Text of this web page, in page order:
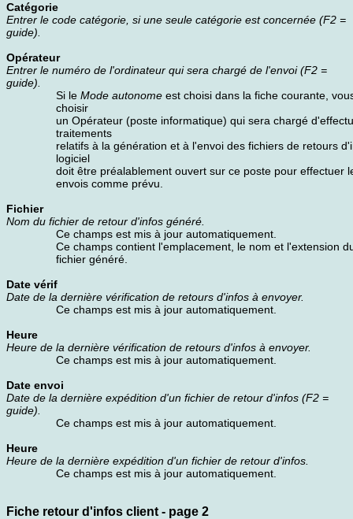
Catégorie
Entrer le code catégorie, si une seule catégorie est concernée (F2 =
guide).
Opérateur
Entrer le numéro de l'ordinateur qui sera chargé de l'envoi (F2 =
guide).
Si le Mode autonome est choisi dans la fiche courante,
choisir
un Opérateur (poste informatique) qui sera chargé
traitements
relatifs à la génération et à l'envoi des fichiers de retours
logiciel
doit être préalablement ouvert sur ce poste pour effectuer
envois comme prévu.
Fichier
Nom du fichier de retour d'infos généré.
Ce champs est mis à jour automatiquement.
Ce champs contient l'emplacement, le nom et l'extension
fichier généré.
Date vérif
Date de la dernière vérification de retours d'infos à envoyer.
Ce champs est mis à jour automatiquement.
Heure
Heure de la dernière vérification de retours d'infos à envoyer.
Ce champs est mis à jour automatiquement.
Date envoi
Date de la dernière expédition d'un fichier de retour d'infos (F2 =
guide).
Ce champs est mis à jour automatiquement.
Heure
Heure de la dernière expédition d'un fichier de retour d'infos.
Ce champs est mis à jour automatiquement.
Fiche retour d'infos client - page 2